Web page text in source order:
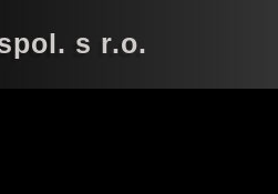
s r.o.